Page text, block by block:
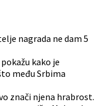
nagrada ne dam 5
kako je
među Srbima
znači njena hrabrost.